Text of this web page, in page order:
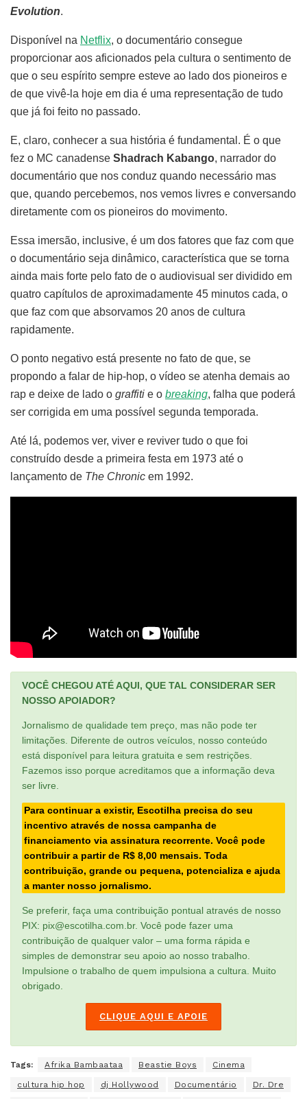
Evolution.
Disponível na Netflix, o documentário consegue
proporcionar aos aficionados pela cultura o sentimento de
que o seu espírito sempre esteve ao lado dos pioneiros e
de que vivê-la hoje em dia é uma representação de tudo
que já foi feito no passado.
E, claro, conhecer a sua história é fundamental. É o que
fez o MC canadense Shadrach Kabango, narrador do
documentário que nos conduz quando necessário mas
que, quando percebemos, nos vemos livres e conversando
diretamente com os pioneiros do movimento.
Essa imersão, inclusive, é um dos fatores que faz com que
o documentário seja dinâmico, característica que se torna
ainda mais forte pelo fato de o audiovisual ser dividido em
quatro capítulos de aproximadamente 45 minutos cada, o
que faz com que absorvamos 20 anos de cultura
rapidamente.
O ponto negativo está presente no fato de que, se
propondo a falar de hip-hop, o vídeo se atenha demais ao
rap e deixe de lado o graffiti e o breaking, falha que poderá
ser corrigida em uma possível segunda temporada.
Até lá, podemos ver, viver e reviver tudo o que foi
construído desde a primeira festa em 1973 até o
lançamento de The Chronic em 1992.
VOCÊ CHEGOU ATÉ AQUI, QUE TAL CONSIDERAR SER
NOSSO APOIADOR?
Jornalismo de qualidade tem preço, mas não pode ter
limitações. Diferente de outros veículos, nosso conteúdo
está disponível para leitura gratuita e sem restrições.
Fazemos isso porque acreditamos que a informação deva
ser livre.
Para continuar a existir, Escotilha precisa do seu
incentivo através de nossa campanha de
financiamento via assinatura recorrente. Você pode
contribuir a partir de R$ 8,00 mensais. Toda
contribuição, grande ou pequena, potencializa e ajuda
a manter nosso jornalismo.
Se preferir, faça uma contribuição pontual através de nosso
PIX: pix@escotilha.com.br. Você pode fazer uma
contribuição de qualquer valor – uma forma rápida e
simples de demonstrar seu apoio ao nosso trabalho.
Impulsione o trabalho de quem impulsiona a cultura. Muito
obrigado.
CLIQUE AQUI E APOIE
Tags: Afrika Bambaataa Beastie Boys Cinema
cultura hip hop dj Hollywood Documentário Dr. Dre